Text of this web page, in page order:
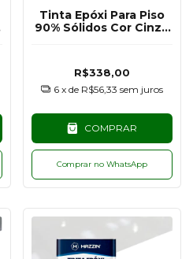
Tinta Epóxi Para Piso
90% Sólidos Cor Cinza
R$338,00
6 x de R$56,33 sem juros
COMPRAR
Comprar no WhatsApp